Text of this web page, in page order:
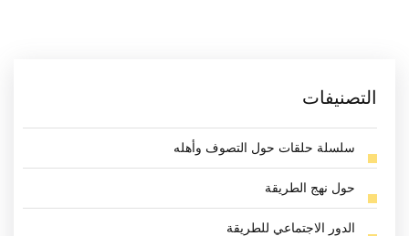
التصنيفات
سلسلة حلقات حول التصوف وأهله
حول نهج الطريقة
الدور الاجتماعي للطريقة